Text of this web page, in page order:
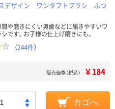
デザイン ワンタフトブラシ ふつ
や磨きにくい奥歯などに届きやすいワ
です。お子様の仕上げ磨きにも。
（244件）
販売価格（税込） ￥184
カゴへ